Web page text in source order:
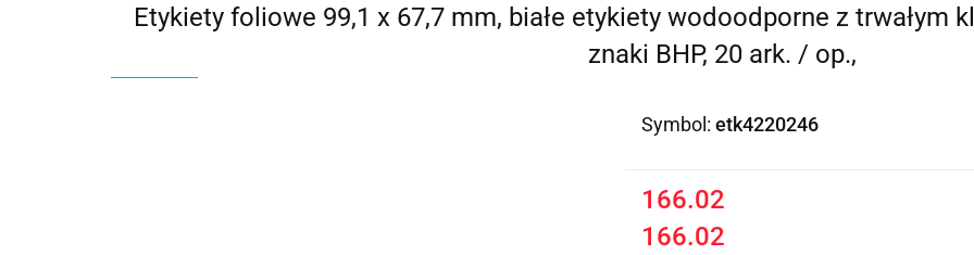
Etykiety foliowe 99,1 x 67,7 mm, białe etykiety wodoodporne z trwałym
znaki BHP, 20 ark. / op.,
Symbol: etk4220246
166.02
166.02